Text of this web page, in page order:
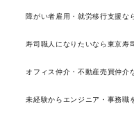
障がい者雇用・就労移行支援な
寿司職人になりたいなら東京寿
オフィス仲介・不動産売買仲介
未経験からエンジニア・事務職